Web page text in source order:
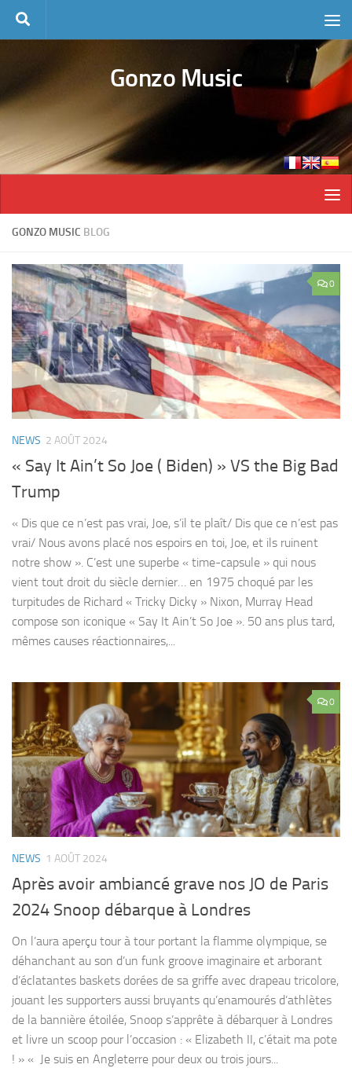
Skip to content
Gonzo Music
GONZO MUSIC BLOG
0
NEWS 2 AOÛT 2024
« Say It Ain’t So Joe ( Biden) » VS the Big Bad
Trump
« Dis que ce n’est pas vrai, Joe, s’il te plaît/ Dis que ce n’est pas
vrai/ Nous avons placé nos espoirs en toi, Joe, et ils ruinent
notre show ». C’est une superbe « time-capsule » qui nous
vient tout droit du siècle dernier… en 1975 choqué par les
turpitudes de Richard « Tricky Dicky » Nixon, Murray Head
compose son iconique « Say It Ain’t So Joe ». 50 ans plus tard,
mêmes causes réactionnaires,...
0
NEWS 1 AOÛT 2024
Après avoir ambiancé grave nos JO de Paris
2024 Snoop débarque à Londres
On l’aura aperçu tour à tour portant la flamme olympique, se
déhanchant au son d’un funk groove imaginaire et arborant
d’éclatantes baskets dorées de sa griffe avec drapeau tricolore,
jouant les supporters aussi bruyants qu’enamourés d’athlètes
de la bannière étoilée, Snoop s’apprête à débarquer à Londres
et livre un scoop pour l’occasion : « Elizabeth II, c’était ma pote
! » « Je suis en Angleterre pour deux ou trois jours...